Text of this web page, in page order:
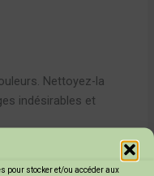
pour stocker et/ou accéder aux
Nettoyez-la
indésirables et